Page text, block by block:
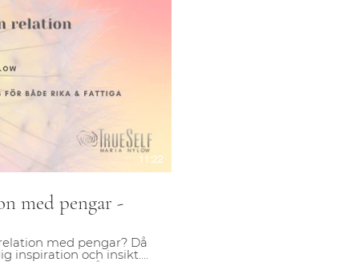
video
11:22
med pengar -
med pengar? Då
inspiration och insikt.